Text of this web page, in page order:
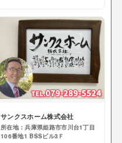
サンクスホーム株式会社
所在地：兵庫県姫路市市川台1丁目
106番地1 BSSビル3Ｆ